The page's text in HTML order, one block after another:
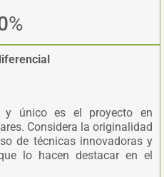
%
y único es el proyecto en
Considera la originalidad
de técnicas innovadoras y
lo hacen destacar en el